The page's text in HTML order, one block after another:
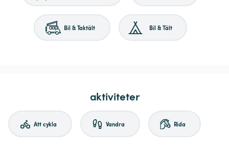
Bil & Taktält Bil & Tält
aktiviteter
Att cykla Vandra Rida